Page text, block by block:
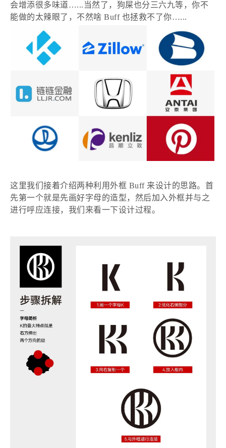
会增添很多味道…...当然了，狗屎也分三六九等，你不
能做的太辣眼了，不然啥 Buff 也拯救不了你…...
这里我们接着介绍两种利用外框 Buff 来设计的思路。首
先第一个就是先画好字母的造型，然后加入外框并与之
进行呼应连接，我们来看一下设计过程。